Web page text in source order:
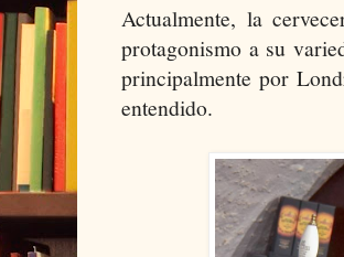
Actualmente, la
protagonismo a su
principalmente por
entendido.